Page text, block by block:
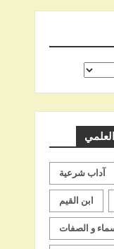
آداب شرعية
ابن القيم
و الصفات